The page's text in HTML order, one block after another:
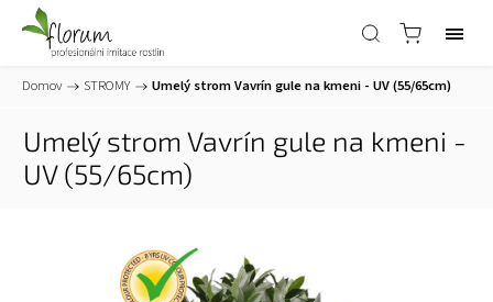
Domov / STROMY / Umelý strom Vavrín gule na kmeni - UV (55/65cm)
Umelý strom Vavrín gule na kmeni -
UV (55/65cm)